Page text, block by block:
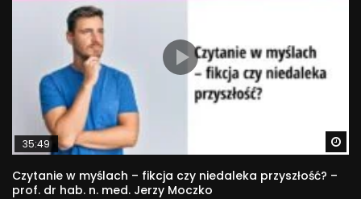
35:49
Czytanie w myślach – fikcja czy niedaleka przyszłość? –
prof. dr hab. n. med. Jerzy Moczko